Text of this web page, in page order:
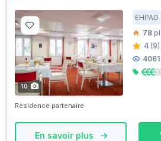
10
EHPAD
78
4 (9)
4061
Résidence partenaire
En savoir plus